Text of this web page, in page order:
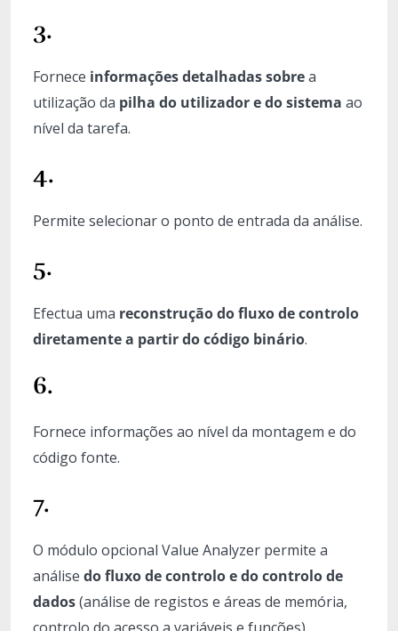
3.
Fornece informações detalhadas sobrea
utilização da pilha do utilizador e do sistema ao
nível da tarefa.
4.
Permite selecionar o ponto de entrada da análise.
5.
Efectua uma reconstrução do fluxo de controlo
diretamente a partir do código binário.
6.
Fornece informações ao nível da montagem e do
código fonte.
7.
O módulo opcional Value Analyzer permite a
análise do fluxo de controlo e do controlo de
dados(análise de registos e áreas de memória,
controlo do acesso a variáveis e funções).